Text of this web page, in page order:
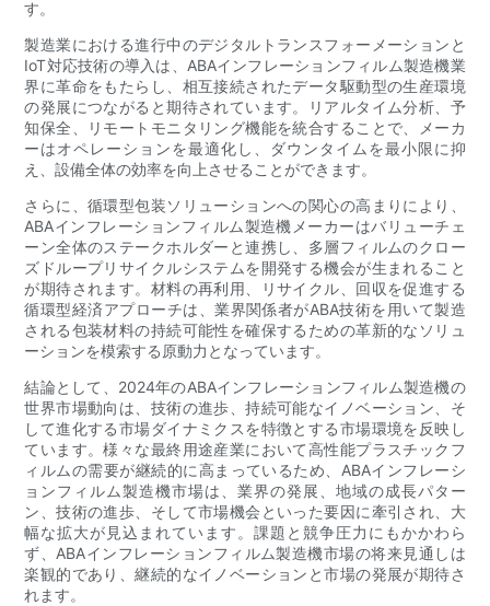
す。
製造業における進行中のデジタルトランスフォーメーションと
IoT対応技術の導入は、ABAインフレーションフィルム製造機業
界に革命をもたらし、相互接続されたデータ駆動型の生産環境
の発展につながると期待されています。リアルタイム分析、予
知保全、リモートモニタリング機能を統合することで、メーカ
ーはオペレーションを最適化し、ダウンタイムを最小限に抑
え、設備全体の効率を向上させることができます。
さらに、循環型包装ソリューションへの関心の高まりにより、
ABAインフレーションフィルム製造機メーカーはバリューチェ
ーン全体のステークホルダーと連携し、多層フィルムのクロー
ズドループリサイクルシステムを開発する機会が生まれること
が期待されます。材料の再利用、リサイクル、回収を促進する
循環型経済アプローチは、業界関係者がABA技術を用いて製造
される包装材料の持続可能性を確保するための革新的なソリュ
ーションを模索する原動力となっています。
結論として、2024年のABAインフレーションフィルム製造機の
世界市場動向は、技術の進歩、持続可能なイノベーション、そ
して進化する市場ダイナミクスを特徴とする市場環境を反映し
ています。様々な最終用途産業において高性能プラスチックフ
ィルムの需要が継続的に高まっているため、ABAインフレーシ
ョンフィルム製造機市場は、業界の発展、地域の成長パター
ン、技術の進歩、そして市場機会といった要因に牽引され、大
幅な拡大が見込まれています。課題と競争圧力にもかかわら
ず、ABAインフレーションフィルム製造機市場の将来見通しは
楽観的であり、継続的なイノベーションと市場の発展が期待さ
れます。